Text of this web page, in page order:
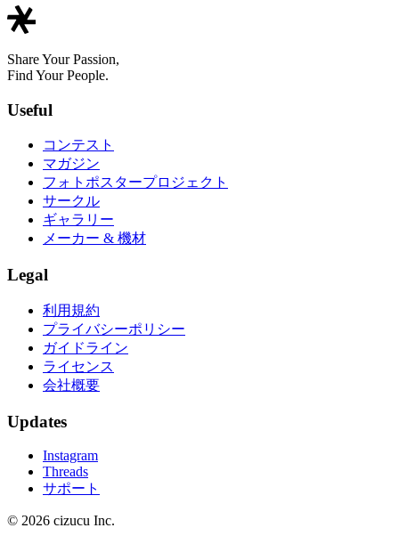
Share Your Passion,
Find Your People.
Useful
コンテスト
マガジン
フォトポスタープロジェクト
サークル
ギャラリー
メーカー & 機材
Legal
利用規約
プライバシーポリシー
ガイドライン
ライセンス
会社概要
Updates
Instagram
Threads
サポート
© 2026 cizucu Inc.